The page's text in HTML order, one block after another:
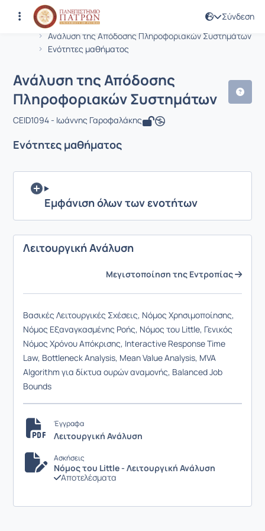
Σύνδεση
Αρχική Σελίδα
Ανάλυση της Απόδοσης Πληροφοριακών Συστημάτων
Ενότητες μαθήματος
Μάθημα : Ανάλυση της Απόδοσης
Κωδικός : CEID1094
Ανάλυση της Απόδοσης
Πληροφοριακών Συστημάτων
CEID1094 - Ιωάννης Γαροφαλάκης
Ενότητες μαθήματος
Εμφάνιση όλων των ενοτήτων
Λειτουργική Ανάλυση
Μεγιστοποίηση της Εντροπίας
Βασικές Λειτουργικές Σχέσεις, Νόμος Χρησιμοποίησης,
Νόμος Εξαναγκασμένης Ροής, Νόμος του Little, Γενικός
Νόμος Χρόνου Απόκρισης, Interactive Response Time
Law, Bottleneck Analysis, Mean Value Analysis, MVA
Algorithm για δίκτυα ουρών αναμονής, Balanced Job
Bounds
Έγγραφα
Λειτουργική Ανάλυση
Ασκήσεις
Νόμος του Little - Λειτουργική Ανάλυση
Αποτελέσματα